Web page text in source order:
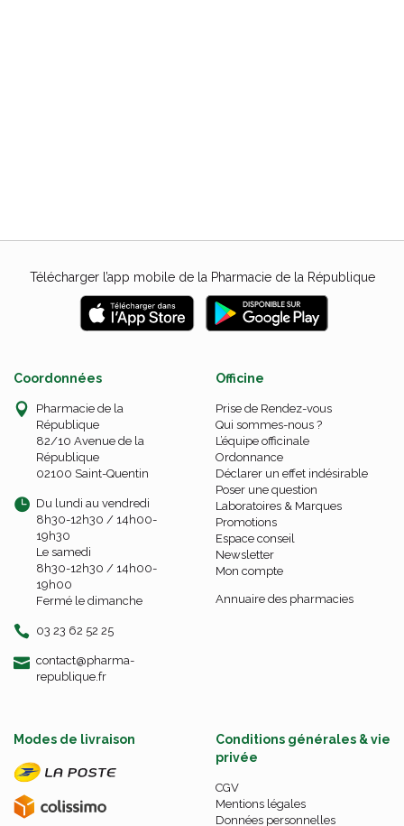
Télécharger l’app mobile de la Pharmacie de la République
Coordonnées
Pharmacie de la
République
82/10 Avenue de la
République
02100 Saint-Quentin
Du lundi au vendredi
8h30-12h30 / 14h00-
19h30
Le samedi
8h30-12h30 / 14h00-
19h00
Fermé le dimanche
03 23 62 52 25
contact-
@-
pharma-
republique.fr
Officine
Prise de Rendez-vous
Qui sommes-nous ?
L’équipe officinale
Ordonnance
Déclarer un effet indésirable
Poser une question
Laboratoires & Marques
Promotions
Espace conseil
Newsletter
Mon compte
Annuaire des pharmacies
Modes de livraison
Conditions générales & vie
privée
CGV
Mentions légales
Données personnelles